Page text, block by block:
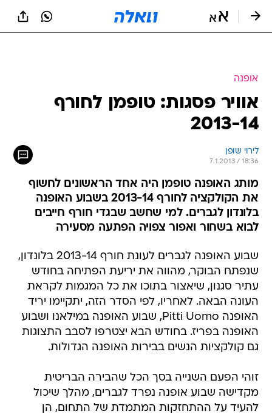
אופנה
אוויר פסגות: טופמן לחורף
2013-14
לירוי שופן
7.1.2013 / 18:36
מותג האופנה טופמן היה אחד הראשונים לחשוף
את הקולקציה לחורף 2013-14 בשבוע האופנה
בלונדון לגברים. למי שחשב שבגדי חורף חייבים
לבוא בשחור ואפור צפויה הפתעה מסעירה
שבוע האופנה לגברים לעונת חורף 2013-14 בלונדון,
שנפתח הבוקר, מהווה את יריעת הפתיחה בחודש
עתיר סגנון, שיאצור בתוכו את כל המגמות לקראת
העונה הבאה. לאחריו, לפי הסדר הזה, יתקיימו יריד
האופנה Pitti Uomo, שבוע האופנה במילאנו ושבוע
האופנה בפריז. בחודש הבא יצטרפו לסבב התצוגות
גם קולקציות הנשים בבירות האופנה הגדולות.
זוהי הפעם השנייה בסך הכל שהבירה הבריטית
מקדישה שבוע אופנה נפרד לגברים, מהלך שיכול
להעיד על ההתחזקות המתמדת של התחום, הן